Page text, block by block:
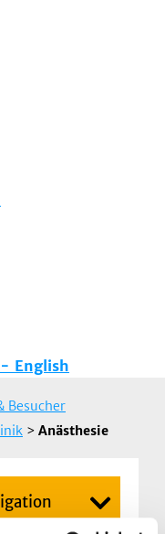
English
Besucher
> Anästhesie